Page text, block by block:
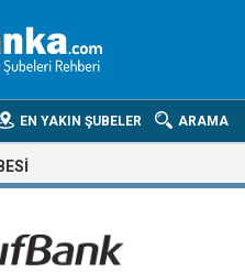
ARAMA
EN YAKIN ŞUBELER